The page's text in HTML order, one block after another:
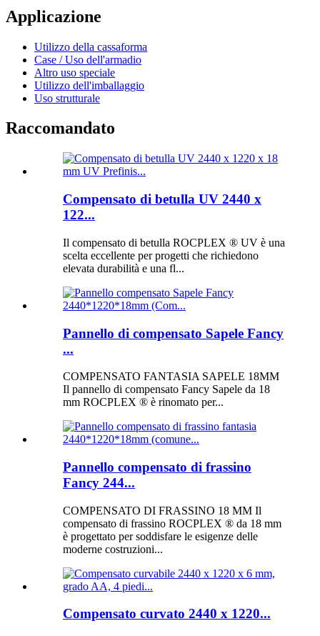
Applicazione
Utilizzo della cassaforma
Case / Uso dell'armadio
Altro uso speciale
Utilizzo dell'imballaggio
Uso strutturale
Raccomandato
Compensato di betulla UV 2440 x
122...
Il compensato di betulla ROCPLEX ® UV è una
scelta eccellente per progetti che richiedono
elevata durabilità e una fl...
Pannello di compensato Sapele Fancy
...
COMPENSATO FANTASIA SAPELE 18MM
Il pannello di compensato Fancy Sapele da 18
mm ROCPLEX ® è rinomato per...
Pannello compensato di frassino
Fancy 244...
COMPENSATO DI FRASSINO 18 MM Il
compensato di frassino ROCPLEX ® da 18 mm
è progettato per soddisfare le esigenze delle
moderne costruzioni...
Compensato curvato 2440 x 1220...